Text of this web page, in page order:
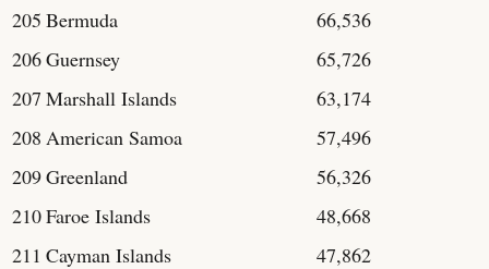
205 Bermuda
66,536
206Guernsey
65,726
207 Marshall Islands
63,174
208 American Samoa
57,496
209Greenland
56,326
210Faroe Islands
48,668
211 Cayman Islands
47,862